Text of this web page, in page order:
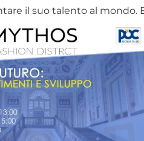
il suo talento al